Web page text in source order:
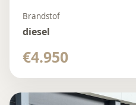
Brandstof
diesel
€4.950